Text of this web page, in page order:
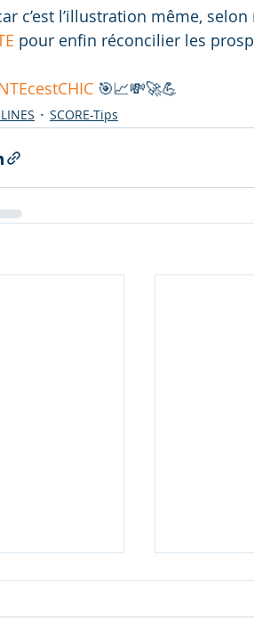
c’est l’illustration même,
pour enfin réconcilier les
🎯📈💸🚀💪
SCORE-Tips